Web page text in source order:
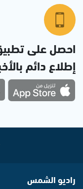
احصل على
إطلاع دائم
راديو الشمس